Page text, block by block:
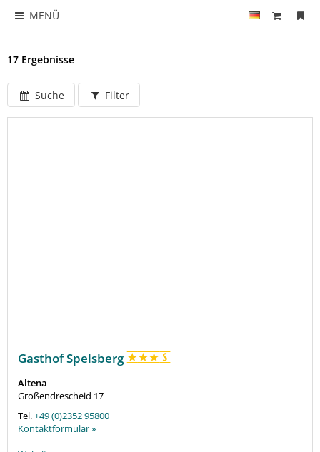
MENÜ
17 Ergebnisse
Suche Filter
Gasthof Spelsberg
Altena
Großendrescheid 17
Tel.+49 (0)2352 95800
Kontaktformular »